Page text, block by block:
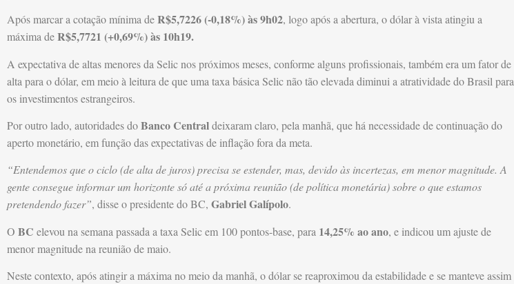
Após marcar a cotação mínima deR$5,7226 (-0,18%) às 9h02, logo após a abertura, o dólar à vista atingiu a
máxima deR$5,7721 (+0,69%) às 10h19.
A expectativa de altas menores da Selic nos próximos meses, conforme alguns profissionais, também era um fator de
alta para o dólar, em meio à leitura de que uma taxa básica Selic não tão elevada diminui a atratividade do Brasil para
os investimentos estrangeiros.
Por outro lado, autoridades doBanco Centraldeixaram claro, pela manhã, que há necessidade de continuação do
aperto monetário, em função das expectativas de inflação fora da meta.
“Entendemos que o ciclo (de alta de juros) precisa se estender, mas, devido às incertezas, em menor magnitude. A
gente consegue informar um horizonte só até a próxima reunião (de política monetária) sobre o que estamos
pretendendo fazer”, disse o presidente do BC, Gabriel Galípolo.
O BC elevou na semana passada a taxa Selic em 100 pontos-base, para 14,25% ao ano, e indicou um ajuste de
menor magnitude na reunião de maio.
Neste contexto, após atingir a máxima no meio da manhã, o dólar se reaproximou da estabilidade e se manteve assim